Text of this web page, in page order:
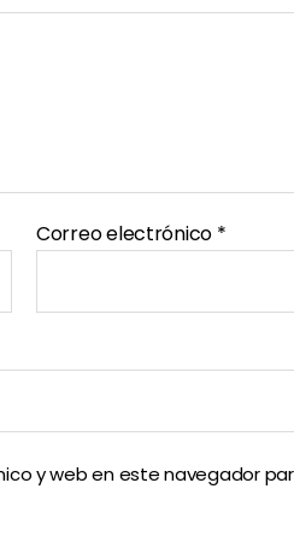
Correo electrónico *
y web en este navegador